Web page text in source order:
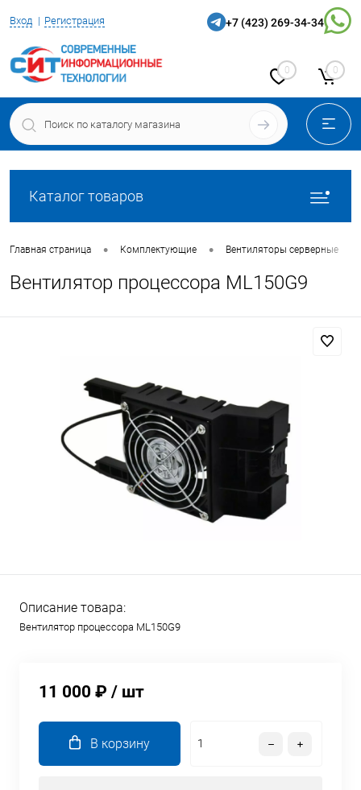
Вход Регистрация +7 (423) 269-34-34
0 0
Каталог товаров
Главная страница • Комплектующие • Вентиляторы серверные
Вентилятор процессора ML150G9
Описание товара:
Вентилятор процессора ML150G9
11 000 ₽ / шт
В корзину